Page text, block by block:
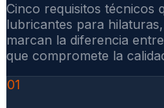
Cinco requisitos técnicos
lubricantes para
marcan la diferencia
que compromete la
01